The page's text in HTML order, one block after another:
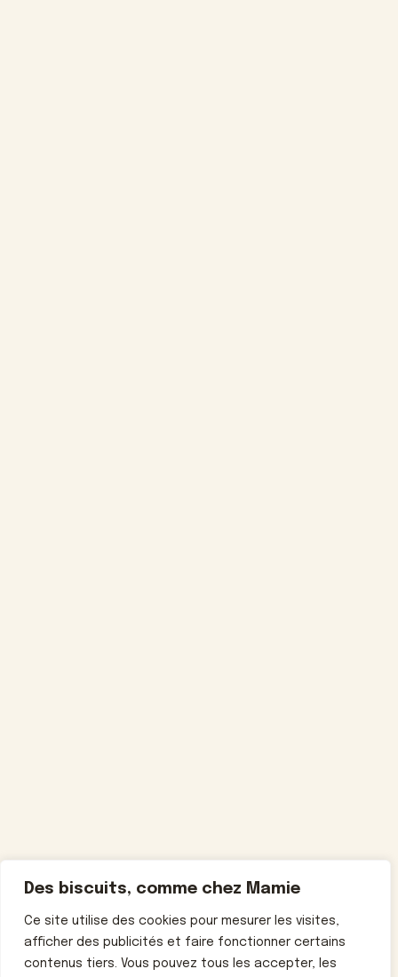
Des biscuits, comme chez Mamie
Ce site utilise des cookies pour mesurer les visites,
afficher des publicités et faire fonctionner certains
contenus tiers. Vous pouvez tous les accepter, les